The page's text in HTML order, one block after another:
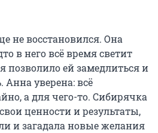
не восстановился. Она
в него всё время светит
позволило ей замедлиться и
уверена: всё
а для чего-то. Сибирячка
ценности и результаты,
и загадала новые желания